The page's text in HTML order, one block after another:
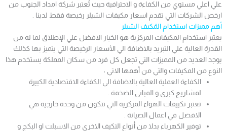
علي اعلي مستوي من الكفاءة و الاحترافية حيث تُعتبر شركة امداد الجنوب من
ارخص الشركات التي تقدم اسعار مكيفات الشيلر رخيصة فقط لدينا .
أهم مميزات استخدام المُكيف الشيلر
يعتبر استخدام المكيفات المركزية هو الخيار الافضل علي الإطلاق لما له من
القدرة العالية علي التبريد بالاضافة الي الأسعار الرخيصة التي يتميز بها كذلك
يوجد العديد من المميزات التي تجعل كل فرد من سكان المملكة يستخدم هذا
النوع من المكيفات والتي من أهمها الاتي :
الكفاءة العملية العالية بالاضافة الي الكفاءة الاقتصادية الكبيرة
لمشاريع كبري و المباني الضخمة .
تعتبر تكييفات الهواء المركزية التي تتكون من وحدة خارجية هي
الافضل في اعمال الصيانة .
توفير الكهرباء بدلا من أنواع التكيف الاخري من الاسبلت او البكج و